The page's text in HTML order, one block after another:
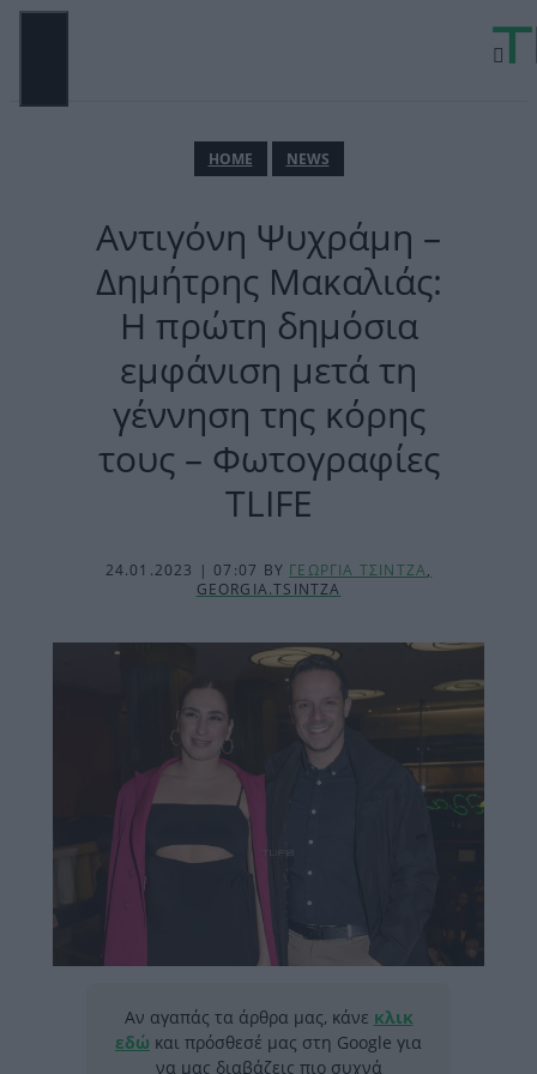
Μετάβαση
ΗΟΜΕ NEWS
Αντιγόνη Ψυχράμη –
Δημήτρης Μακαλιάς:
Η πρώτη δημόσια
εμφάνιση μετά τη
γέννηση της κόρης
τους – Φωτογραφίες
TLIFE
24.01.2023 | 07:07 BY ΓΕΩΡΓΙΑ ΤΣΙΝΤΖΑ,
GEORGIA.TSINTZA
Αν αγαπάς τα άρθρα μας, κάνε κλικ
εδώ και πρόσθεσέ μας στη Google για
να μας διαβάζεις πιο συχνά